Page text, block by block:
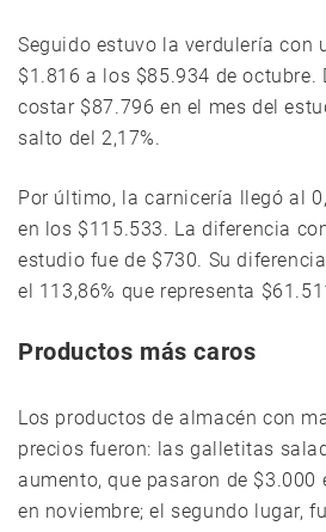
Seguido estuvo la verdulería con
$1.816 a los $85.934 de octubre.
costar $87.796 en el mes del
salto del 2,17%.
Por último, la carnicería llegó al
en los $115.533. La diferencia
estudio fue de $730. Su
el 113,86% que representa
Productos más caros
Los productos de almacén con
precios fueron: las galletitas
aumento, que pasaron de $3.000
en noviembre; el segundo lugar,